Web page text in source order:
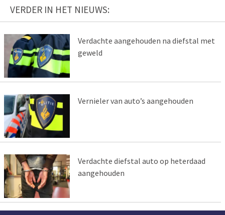
VERDER IN HET NIEUWS:
Verdachte aangehouden na diefstal met
geweld
Vernieler van auto’s aangehouden
Verdachte diefstal auto op heterdaad
aangehouden